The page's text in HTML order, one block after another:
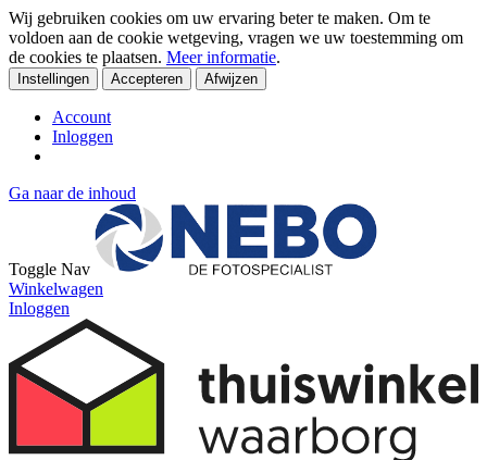
Wij gebruiken cookies om uw ervaring beter te maken. Om te
voldoen aan de cookie wetgeving, vragen we uw toestemming om
de cookies te plaatsen. Meer informatie.
Instellingen Accepteren Afwijzen
Account
Inloggen
Ga naar de inhoud
Toggle Nav
Winkelwagen
Inloggen